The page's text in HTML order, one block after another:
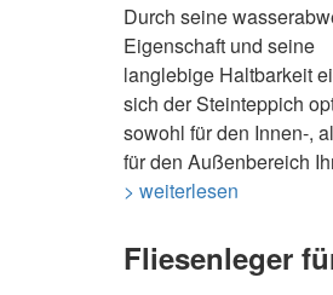
Durch seine
Eigenschaft und seine
langlebige Haltbarkeit
sich der Steinteppich
sowohl für den Innen-,
für den Außenbereich
> weiterlesen
Fliesenleger